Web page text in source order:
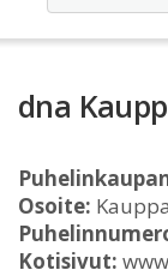
dna
Osoite:
Kotisivut: